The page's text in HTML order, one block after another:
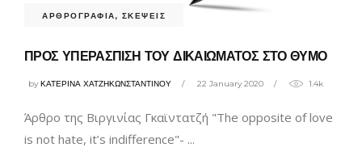
ΑΡΘΡΟΓΡΑΦΙΑ, ΣΚΕΨΕΙΣ
ΠΡΟΣ ΥΠΕΡΑΣΠΙΣΗ ΤΟΥ ΔΙΚΑΙΩΜΑΤΟΣ ΣΤΟ ΘΥΜΟ
byΚΑΤΕΡΙΝΑ ΧΑΤΖΗΚΩΝΣΤΑΝΤΙΝΟΥ 22 January 2020 1.4k
Άρθρο της Βιργινίας Γκαϊντατζή "The opposite of love
is not hate, it’s indifference"-